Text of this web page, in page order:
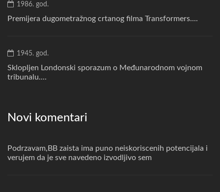
1986. god.
Premijera dugometražnog crtanog filma Transformers....
1945. god.
Sklopljen Londonski sporazum o Međunarodnom vojnom
tribunalu....
Novi komentari
Podrzavam,BB zaista ima puno neiskoriscenih potencijala i
verujem da je sve navedeno izvodljivo sem